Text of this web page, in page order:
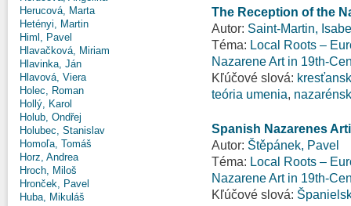
Herucová, Marta
Hetényi, Martin
Himl, Pavel
Hlavačková, Miriam
Hlavinka, Ján
Hlavová, Viera
Holec, Roman
Hollý, Karol
Holub, Ondřej
Holubec, Stanislav
Homoľa, Tomáš
Horz, Andrea
Hroch, Miloš
Hronček, Pavel
Huba, Mikuláš
The Reception of the
Autor: Saint-Martin,
Téma: Local Roots –
Nazarene Art in 19th-
Kľúčové slová:
teória umenia,
Spanish Nazarenes
Autor: Štěpánek, Pavel
Téma: Local Roots –
Nazarene Art in 19th-
Kľúčové slová: